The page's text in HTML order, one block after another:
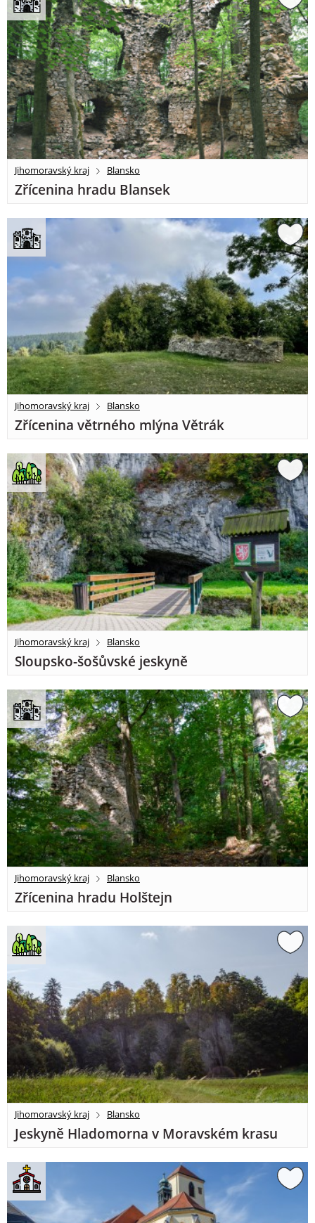
Jihomoravský kraj Blansko
Zřícenina hradu Blansek
Jihomoravský kraj Blansko
Zřícenina větrného mlýna Větrák
Jihomoravský kraj Blansko
Sloupsko-šošůvské jeskyně
Jihomoravský kraj Blansko
Zřícenina hradu Holštejn
Jihomoravský kraj Blansko
Jeskyně Hladomorna v Moravském krasu